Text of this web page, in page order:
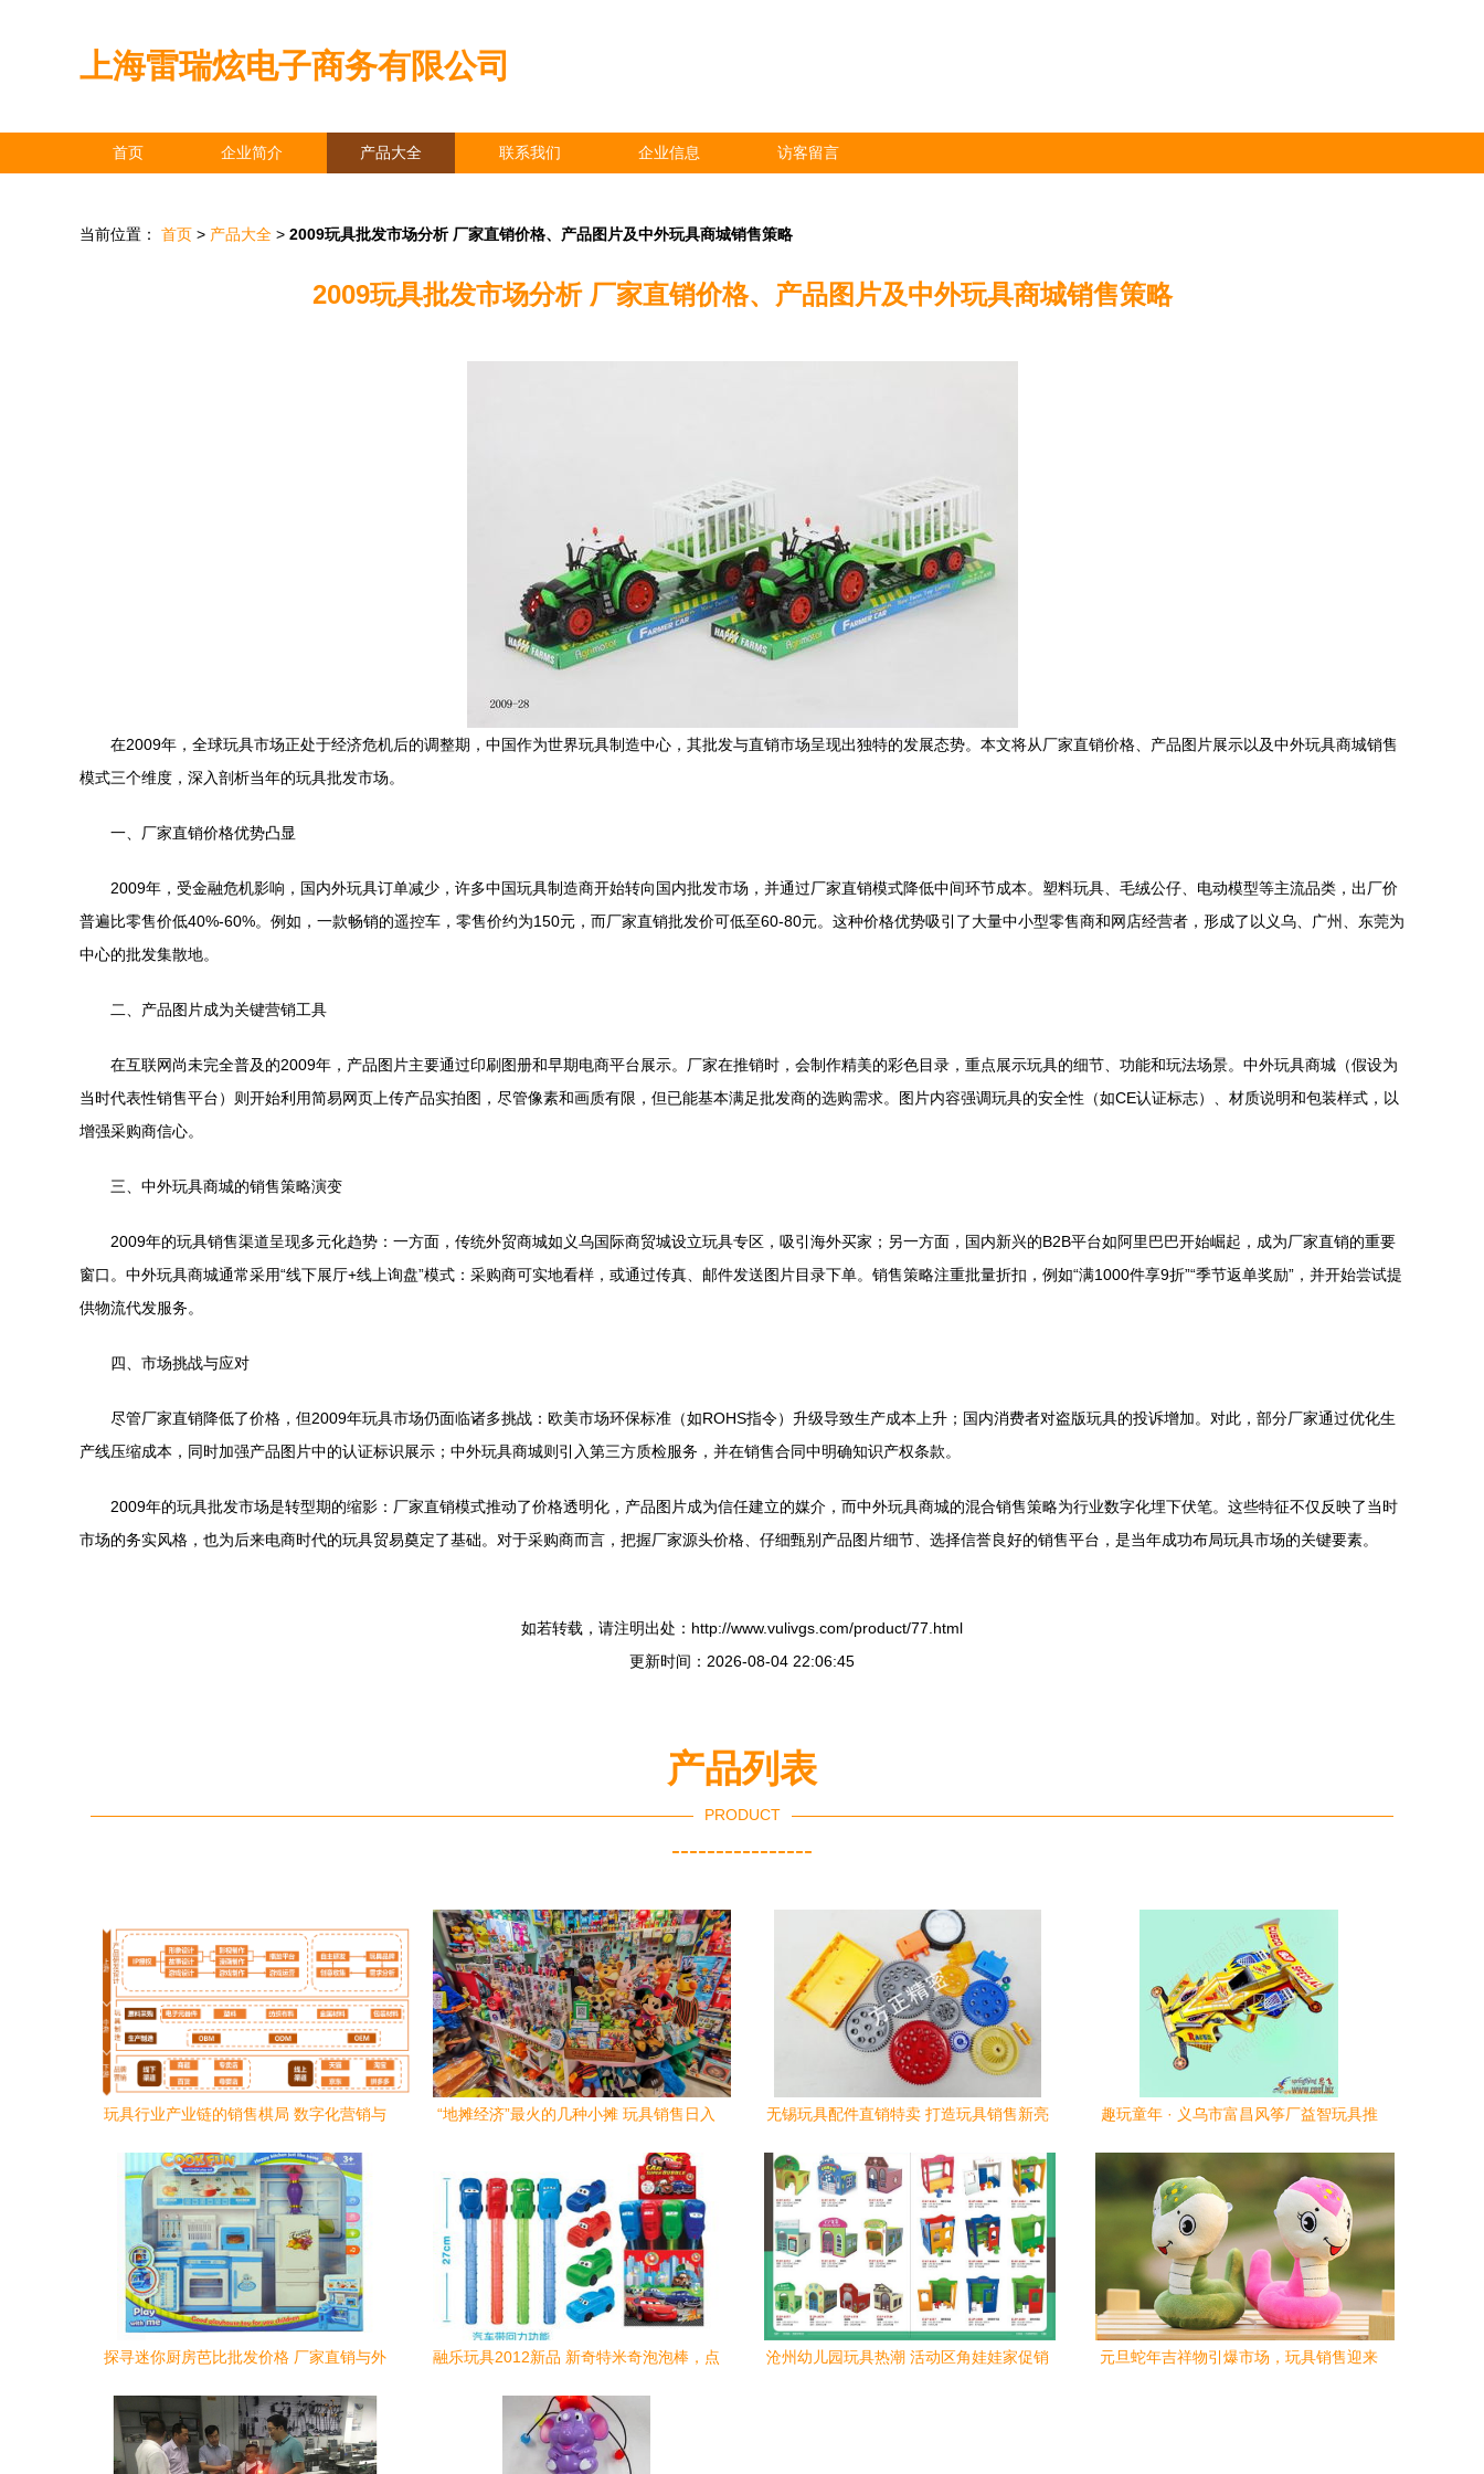
上海雷瑞炫电子商务有限公司
首页 企业简介 产品大全 联系我们 企业信息 访客留言
当前位置： 首页 > 产品大全 > 2009玩具批发市场分析 厂家直销价格、产品图片及中外玩具商城销售策略
2009玩具批发市场分析 厂家直销价格、产品图片及中外玩具商城销售策略
在2009年，全球玩具市场正处于经济危机后的调整期，中国作为世界玩具制造中心，其批发与直销市场呈现出独特的发展态势。本文将从厂家直销价格、产品图片展示以及中外玩具商城销售
模式三个维度，深入剖析当年的玩具批发市场。
一、厂家直销价格优势凸显
2009年，受金融危机影响，国内外玩具订单减少，许多中国玩具制造商开始转向国内批发市场，并通过厂家直销模式降低中间环节成本。塑料玩具、毛绒公仔、电动模型等主流品类，出厂价
普遍比零售价低40%-60%。例如，一款畅销的遥控车，零售价约为150元，而厂家直销批发价可低至60-80元。这种价格优势吸引了大量中小型零售商和网店经营者，形成了以义乌、广州、东莞为
中心的批发集散地。
二、产品图片成为关键营销工具
在互联网尚未完全普及的2009年，产品图片主要通过印刷图册和早期电商平台展示。厂家在推销时，会制作精美的彩色目录，重点展示玩具的细节、功能和玩法场景。中外玩具商城（假设为
当时代表性销售平台）则开始利用简易网页上传产品实拍图，尽管像素和画质有限，但已能基本满足批发商的选购需求。图片内容强调玩具的安全性（如CE认证标志）、材质说明和包装样式，以
增强采购商信心。
三、中外玩具商城的销售策略演变
2009年的玩具销售渠道呈现多元化趋势：一方面，传统外贸商城如义乌国际商贸城设立玩具专区，吸引海外买家；另一方面，国内新兴的B2B平台如阿里巴巴开始崛起，成为厂家直销的重要
窗口。中外玩具商城通常采用“线下展厅+线上询盘”模式：采购商可实地看样，或通过传真、邮件发送图片目录下单。销售策略注重批量折扣，例如“满1000件享9折”“季节返单奖励”，并开始尝试提
供物流代发服务。
四、市场挑战与应对
尽管厂家直销降低了价格，但2009年玩具市场仍面临诸多挑战：欧美市场环保标准（如ROHS指令）升级导致生产成本上升；国内消费者对盗版玩具的投诉增加。对此，部分厂家通过优化生
产线压缩成本，同时加强产品图片中的认证标识展示；中外玩具商城则引入第三方质检服务，并在销售合同中明确知识产权条款。
2009年的玩具批发市场是转型期的缩影：厂家直销模式推动了价格透明化，产品图片成为信任建立的媒介，而中外玩具商城的混合销售策略为行业数字化埋下伏笔。这些特征不仅反映了当时
市场的务实风格，也为后来电商时代的玩具贸易奠定了基础。对于采购商而言，把握厂家源头价格、仔细甄别产品图片细节、选择信誉良好的销售平台，是当年成功布局玩具市场的关键要素。
如若转载，请注明出处：http://www.vulivgs.com/product/77.html
更新时间：2026-08-04 22:06:45
产品列表
PRODUCT
----------------
玩具行业产业链的销售棋局 数字化营销与
“地摊经济”最火的几种小摊 玩具销售日入
无锡玩具配件直销特卖 打造玩具销售新亮
趣玩童年 · 义乌市富昌风筝厂益智玩具推
探寻迷你厨房芭比批发价格 厂家直销与外
融乐玩具2012新品 新奇特米奇泡泡棒，点
沧州幼儿园玩具热潮 活动区角娃娃家促销
元旦蛇年吉祥物引爆市场，玩具销售迎来